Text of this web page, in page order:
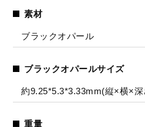
素材
ブラックオパール
ブラックオパールサイズ
約9.25*5.3*3.33mm(縦×横×深
重量